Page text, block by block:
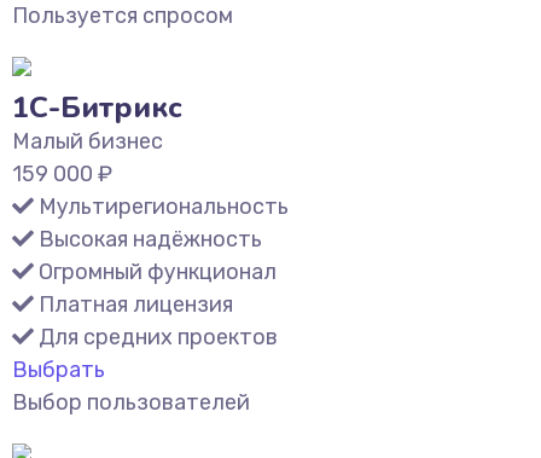
Пользуется спросом
1С-Битрикс
Малый бизнес
159 000 ₽
Мультирегиональность
Высокая надёжность
Огромный функционал
Платная лицензия
Для средних проектов
Выбрать
Выбор пользователей